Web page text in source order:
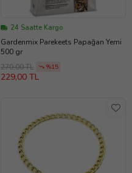
24 Saatte Kargo
Gardenmix Parekeets Papağan Yemi
500 gr
270,00 TL
%15
229,00 TL